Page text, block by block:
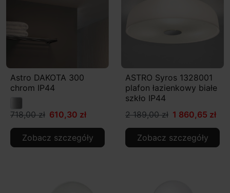
Astro DAKOTA 300
chrom IP44
718,00 zł 610,30 zł
Zobacz szczegóły
ASTRO Syros 1328001
plafon łazienkowy białe
szkło IP44
2 189,00 zł 1 860,65 zł
Zobacz szczegóły